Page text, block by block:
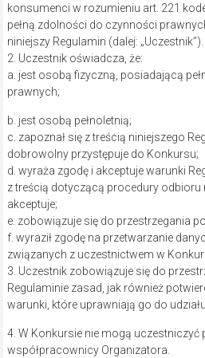
konsumenci w rozumieniu art. 221
pełną zdolności do czynności
niniejszy Regulamin (dalej: „Uczestnik”).
2. Uczestnik oświadcza, że:
a. jest osobą fizyczną, posiadającą
prawnych;
b. jest osobą pełnoletnią;
c. zapoznał się z treścią niniejszego
dobrowolny przystępuje do Konkursu;
d. wyraża zgodę i akceptuje warunki
z treścią dotyczącą procedury odbioru
akceptuje;
e. zobowiązuje się do przestrzegania
f. wyraził zgodę na przetwarzanie
związanych z uczestnictwem w
3. Uczestnik zobowiązuje się do
Regulaminie zasad, jak również
warunki, które uprawniają go do
4. W Konkursie nie mogą uczestniczyć
współpracownicy Organizatora.